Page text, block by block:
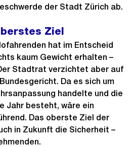
der Stadt Zürich ab.
Ziel
hat im Entscheid
kaum Gewicht erhalten –
Stadtrat verzichtet aber auf
Da es sich um
handelte und die
Jahr besteht, wäre ein
Das oberste Ziel der
in Zukunft die Sicherheit –